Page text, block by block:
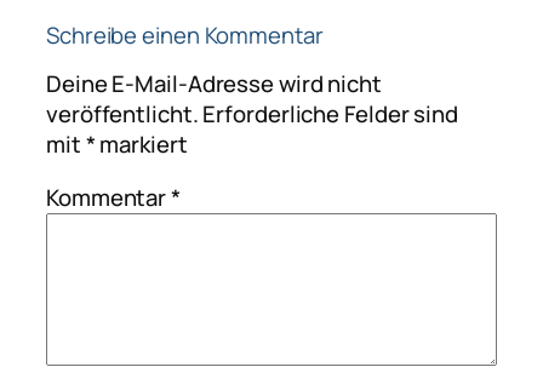
Schreibe einen Kommentar
Deine E-Mail-Adresse wird nicht
veröffentlicht.Erforderliche Felder sind
mit*markiert
Kommentar*